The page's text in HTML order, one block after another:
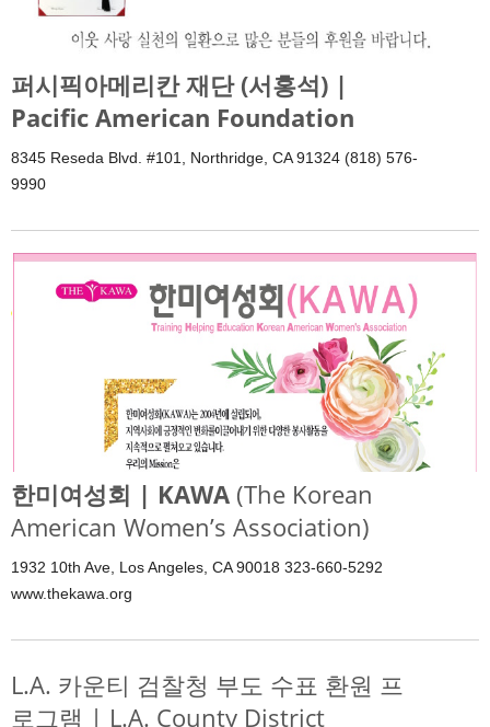
퍼시픽아메리칸 재단 (서홍석) |
Pacific American Foundation
8345 Reseda Blvd. #101, Northridge, CA 91324 (818) 576-
9990
한미여성회 | KAWA (The Korean
American Women’s Association)
1932 10th Ave, Los Angeles, CA 90018 323-660-5292
www.thekawa.org
L.A. 카운티 검찰청 부도 수표 환원 프
로그램 | L.A. County District